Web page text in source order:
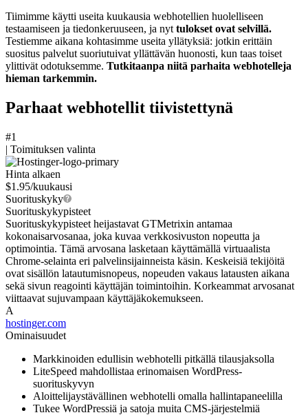
Tiimimme käytti useita kuukausia webhotellien huolelliseen
testaamiseen ja tiedonkeruuseen, ja nyt tulokset ovat selvillä.
Testiemme aikana kohtasimme useita yllätyksiä: jotkin erittäin
suositus palvelut suoriutuivat yllättävän huonosti, kun taas toiset
ylittivät odotuksemme. Tutkitaanpa niitä parhaita webhotelleja
hieman tarkemmin.
Parhaat webhotellit tiivistettynä
#1
| Toimituksen valinta
Hinta alkaen
$1.95/kuukausi
Suorituskyky
Suorituskykypisteet
Suorituskykypisteet heijastavat GTMetrixin antamaa
kokonaisarvosanaa, joka kuvaa verkkosivuston nopeutta ja
optimointia. Tämä arvosana lasketaan käyttämällä virtuaalista
Chrome-selainta eri palvelinsijainneista käsin. Keskeisiä tekijöitä
ovat sisällön latautumisnopeus, nopeuden vakaus latausten aikana
sekä sivun reagointi käyttäjän toimintoihin. Korkeammat arvosanat
viittaavat sujuvampaan käyttäjäkokemukseen.
A
hostinger.com
Ominaisuudet
Markkinoiden edullisin webhotelli pitkällä tilausjaksolla
LiteSpeed mahdollistaa erinomaisen WordPress-
suorituskyvyn
Aloittelijaystävällinen webhotelli omalla hallintapaneelilla
Tukee WordPressiä ja satoja muita CMS-järjestelmiä